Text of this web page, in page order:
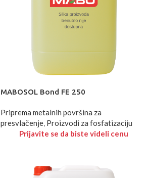
MABOSOL Bond FE 250
Priprema metalnih površina za
presvlačenje, Proizvodi za fosfatizaciju
Prijavite se da biste videli cenu